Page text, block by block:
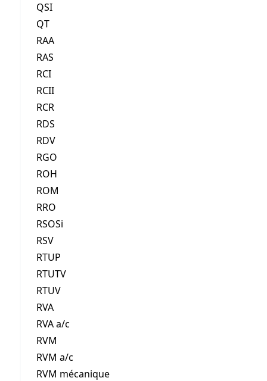
QSI
QT
RAA
RAS
RCI
RCII
RCR
RDS
RDV
RGO
ROH
ROM
RRO
RSOSi
RSV
RTUP
RTUTV
RTUV
RVA
RVA a/c
RVM
RVM a/c
RVM mécanique